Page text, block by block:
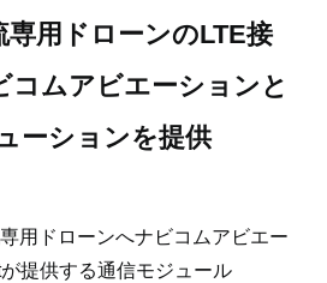
専用ドローンのLTE接
コムアビエーションと
ーションを提供
用ドローンへナビコムアビエー
提供する通信モジュール